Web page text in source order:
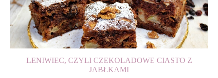
LENIWIEC, CZYLI CZEKOLADOWE CIASTO Z
JABŁKAMI